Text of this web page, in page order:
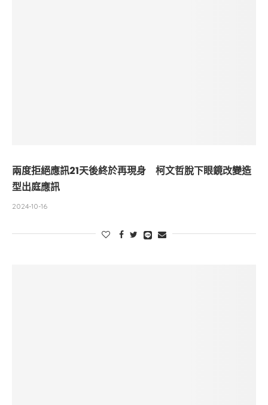
兩度拒絕應訊21天後終於再現身 柯文哲脫下眼鏡改變造
型出庭應訊
2024-10-16